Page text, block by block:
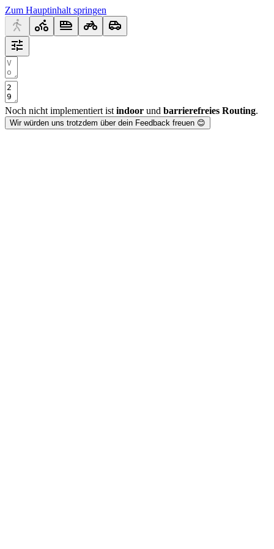
Zum Hauptinhalt springen
Noch nicht implementiert ist indoor und barrierefreies Routing.
Wir würden uns trotzdem über dein Feedback freuen 😊